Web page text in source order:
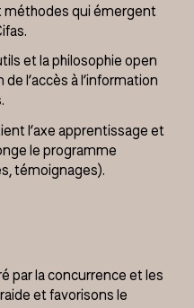
méthodes qui émergent
et la philosophie open
l’accès à l’information
l’axe apprentissage et
le programme
témoignages).
par la concurrence et les
et favorisons le